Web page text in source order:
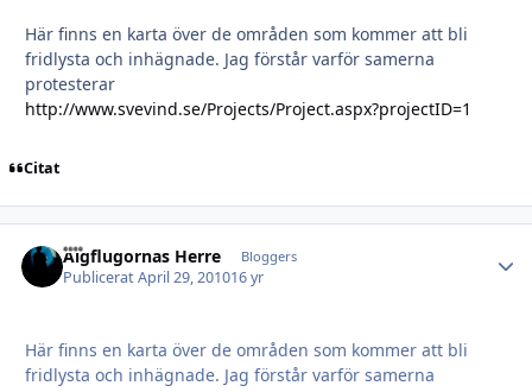
Här finns en karta över de områden som kommer att bli
fridlysta och inhägnade. Jag förstår varför samerna
protesterar
http://www.svevind.se/Projects/Project.aspx?projectID=1
Citat
Älgflugornas Herre Bloggers
PubliceratApril 29, 201016 yr
Här finns en karta över de områden som kommer att bli
fridlysta och inhägnade. Jag förstår varför samerna